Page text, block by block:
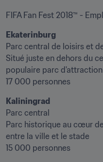
FIFA Fan Fest 2018™ -
Ekaterinburg
Parc central de loisirs et
Situé juste en dehors du
populaire parc d'attraction
17 000 personnes
Kaliningrad
Parc central
Parc historique au cœur
entre la ville et le stade
15 000 personnes